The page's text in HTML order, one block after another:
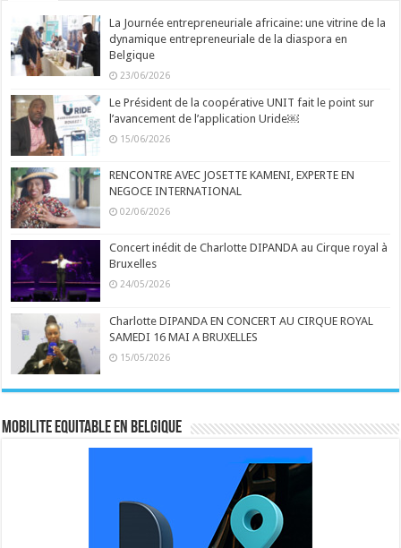
La Journée entrepreneuriale africaine: une vitrine de la
dynamique entrepreneuriale de la diaspora en
Belgique
23/06/2026
Le Président de la coopérative UNIT fait le point sur
l’avancement de l’application Uride￼
15/06/2026
RENCONTRE AVEC JOSETTE KAMENI, EXPERTE EN
NEGOCE INTERNATIONAL
02/06/2026
Concert inédit de Charlotte DIPANDA au Cirque royal à
Bruxelles
24/05/2026
Charlotte DIPANDA EN CONCERT AU CIRQUE ROYAL
SAMEDI 16 MAI A BRUXELLES
15/05/2026
MOBILITE EQUITABLE EN BELGIQUE